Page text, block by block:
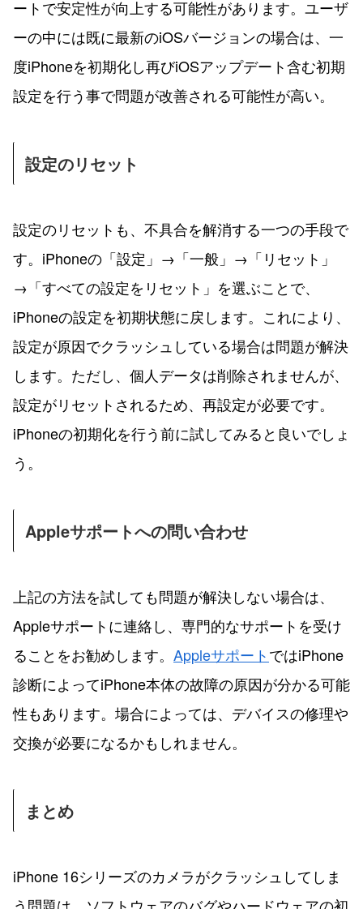
ートで安定性が向上する可能性があります。ユーザ
ーの中には既に最新のiOSバージョンの場合は、一
度iPhoneを初期化し再びiOSアップデート含む初期
設定を行う事で問題が改善される可能性が高い。
設定のリセット
設定のリセットも、不具合を解消する一つの手段で
す。iPhoneの「設定」→「一般」→「リセット」
→「すべての設定をリセット」を選ぶことで、
iPhoneの設定を初期状態に戻します。これにより、
設定が原因でクラッシュしている場合は問題が解決
します。ただし、個人データは削除されませんが、
設定がリセットされるため、再設定が必要です。
iPhoneの初期化を行う前に試してみると良いでしょ
う。
Appleサポートへの問い合わせ
上記の方法を試しても問題が解決しない場合は、
Appleサポートに連絡し、専門的なサポートを受け
ることをお勧めします。 AppleサポートではiPhone
診断によってiPhone本体の故障の原因が分かる可能
性もあります。場合によっては、デバイスの修理や
交換が必要になるかもしれません。
まとめ
iPhone 16シリーズのカメラがクラッシュしてしま
う問題は、ソフトウェアのバグやハードウェアの初